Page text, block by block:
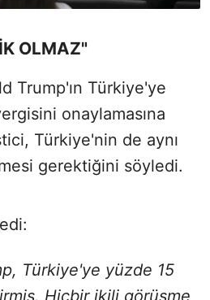
OLMAZ"
Trump'ın Türkiye'ye
onaylamasına
Türkiye'nin de aynı
gerektiğini söyledi.
Türkiye'ye yüzde 15
Hiçbir ikili görüşme